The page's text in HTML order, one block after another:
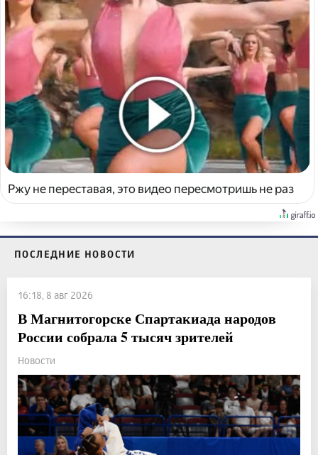
Ржу не переставая, это видео пересмотришь не раз
ПОСЛЕДНИЕ НОВОСТИ
16:18, 8 авг 2026
В Магнитогорске Спартакиада народов
России собрала 5 тысяч зрителей
Новости